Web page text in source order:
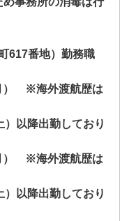
617番地）勤務職
） ※海外渡航歴は
）以降出勤しており
） ※海外渡航歴は
）以降出勤しており